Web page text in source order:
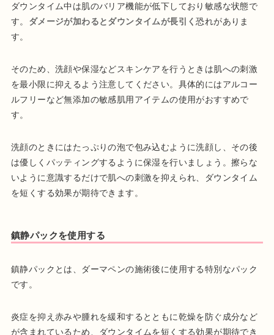
ダウンタイム中は肌のバリア機能が低下しており敏感な状態で
す。 ダメージが加わるとダウンタイムが長引く恐れがありま
す。
そのため、洗顔や保湿などスキンケアを行うときは肌への刺激
を最小限に抑えるよう注意してください。具体的にはアルコー
ルフリーなど無添加の敏感肌用アイテムの使用がおすすめで
す。
洗顔のときにはたっぷりの泡で包み込むように洗顔し、その後
は優しくパッティングするように保湿を行いましょう。擦らな
いように意識するだけで肌への刺激を抑えられ、ダウンタイム
を短くする効果が期待できます。
鎮静パックを使用する
鎮静パックとは、ダーマペンの施術後に使用する特別なパック
です。
炎症を抑え赤みや腫れを緩和するとともに乾燥を防ぐ成分など
が含まれているため、ダウンタイムを短くする効果が期待でき